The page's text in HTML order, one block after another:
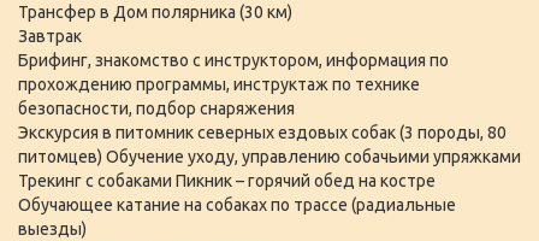
Трансфер в Дом полярника (30 км)
Завтрак
Брифинг, знакомство с инструктором, информация по
прохождению программы, инструктаж по технике
безопасности, подбор снаряжения
Экскурсия в питомник северных ездовых собак (3 породы, 80
питомцев) Обучение уходу, управлению собачьими упряжками
Трекинг с собаками Пикник – горячий обед на костре
Обучающее катание на собаках по трассе (радиальные
выезды)